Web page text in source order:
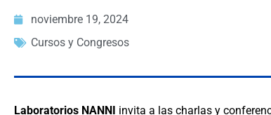
noviembre 19, 2024
Cursos y Congresos
Laboratorios NANNI invita a las charlas y